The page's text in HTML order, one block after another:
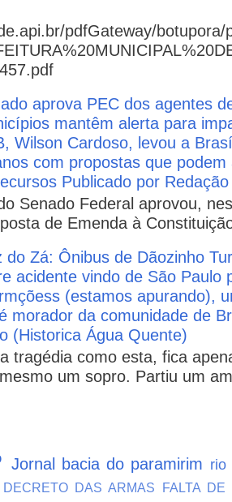
pdfGateway/
aprova PEC dos agentes
mantêm alerta para
Wilson Cardoso, levou a
com propostas que
Publicado por
Senado Federal aprovou,
de Emenda à
do Zá: Ônibus de Dãozinho
acidente vindo de São Paulo
(estamos apurando),
morador da comunidade de
(Historica Água Quente)
tragédia como esta, fica
um sopro. Partiu um
Jornal bacia do paramirim rio
DECRETO DAS ARMAS
FALTA DE